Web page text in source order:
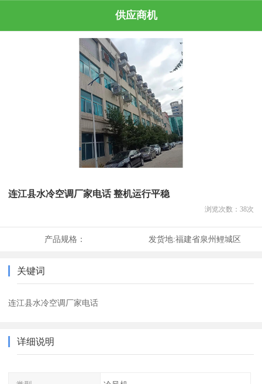
供应商机
连江县水冷空调厂家电话 整机运行平稳
浏览次数： 38次
产品规格： 发货地:福建省泉州鲤城区
关键词
连江县水冷空调厂家电话
详细说明